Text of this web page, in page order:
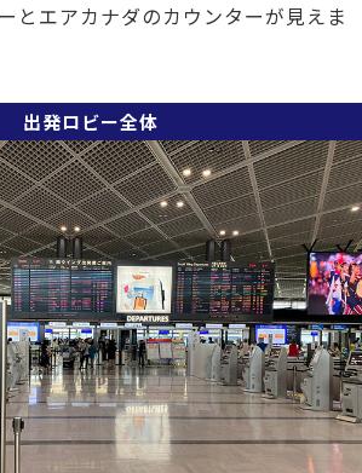
とエアカナダのカウンターが見えま
出発ロビー全体